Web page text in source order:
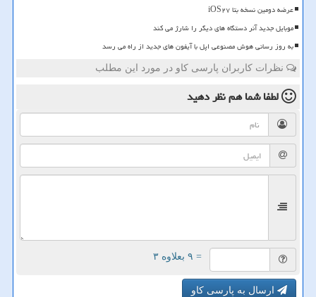
عرضه دومین نسخه بتا iOS۲۷
موبایل جدید آنر دستگاه های دیگر را شارژ می کند
به روز رسانی هوش مصنوعی اپل با آیفون های جدید از راه می رسد
نظرات کاربران پارسی کاو در مورد این مطلب
لطفا شما همنظر دهید
= ۹ بعلاوه ۳
ارسال به پارسی کاو